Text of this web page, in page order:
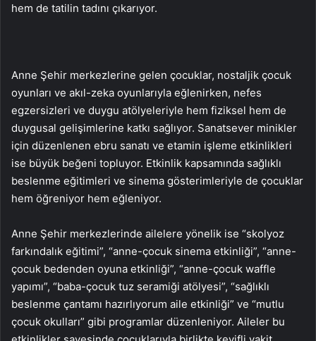
hem de tatilin tadını çıkarıyor.
Anne Şehir merkezlerine gelen çocuklar, nostaljik çocuk
oyunları ve akıl-zeka oyunlarıyla eğlenirken, nefes
egzersizleri ve duygu atölyeleriyle hem fiziksel hem de
duygusal gelişimlerine katkı sağlıyor. Sanatsever minikler
için düzenlenen ebru sanatı ve etamin işleme etkinlikleri
ise büyük beğeni topluyor. Etkinlik kapsamında sağlıklı
beslenme eğitimleri ve sinema gösterimleriyle de çocuklar
hem öğreniyor hem eğleniyor.
Anne Şehir merkezlerinde ailelere yönelik ise “skolyoz
farkındalık eğitimi”, “anne-çocuk sinema etkinliği”, “anne-
çocuk bedenden oyuna etkinliği”, “anne-çocuk waffle
yapımı”, “baba-çocuk tuz seramiği atölyesi”, “sağlıklı
beslenme çantamı hazırlıyorum aile etkinliği” ve “mutlu
çocuk okulları” gibi programlar düzenleniyor. Aileler bu